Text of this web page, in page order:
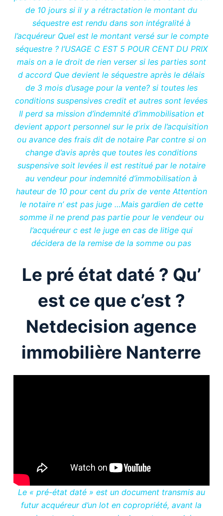
de 10 jours si il y a rétractation le montant du
séquestre est rendu dans son intégralité à
l’acquéreur Quel est le montant versé sur le compte
séquestre ? l’USAGE C EST 5 POUR CENT DU PRIX
mais on a le droit de rien verser si les parties sont
d accord Que devient le séquestre après le délais
de 3 mois d’usage pour la vente? si toutes les
conditions suspensives credit et autres sont levées
Il perd sa mission d’indemnité d’immobilisation et
devient apport personnel sur le prix de l’acquisition
ou avance des frais dit de notaire Par contre si on
change d’avis après que toutes les conditions
suspensive soit levées il est restitué par le notaire
au vendeur pour indemnité d’immobilisation à
hauteur de 10 pour cent du prix de vente Attention
le notaire n’ est pas juge …Mais gardien de cette
somme il ne prend pas partie pour le vendeur ou
l’acquéreur c est le juge en cas de litige qui
décidera de la remise de la somme ou pas
Le pré état daté ? Qu’
est ce que c’est ?
Netdecision agence
immobilière Nanterre
Le « pré-état daté » est un document transmis au
futur acquéreur d’un lot en copropriété, avant la